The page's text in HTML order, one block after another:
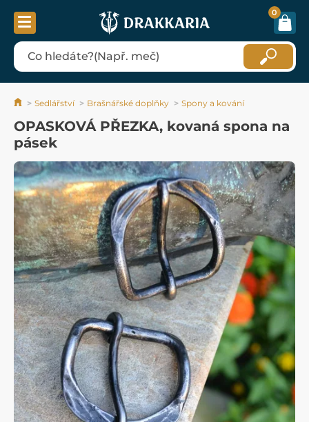
0
Sedlářství Brašnářské doplňky Spony a kování
OPASKOVÁ PŘEZKA, kovaná spona na
pásek